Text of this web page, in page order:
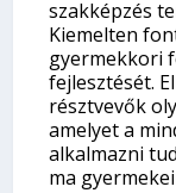
szakképzés
Kiemelten
gyermekkori
fejlesztését.
résztvevők
amelyet a
alkalmazni
ma